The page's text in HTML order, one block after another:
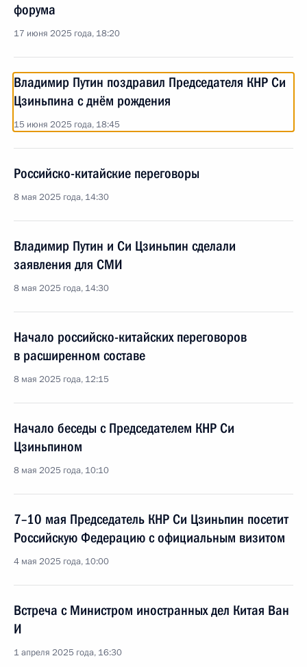
форума
17 июня 2025 года, 18:20
Владимир Путин поздравил Председателя КНР Си
Цзиньпина с днём рождения
15 июня 2025 года, 18:45
Российско-китайские переговоры
8 мая 2025 года, 14:30
Владимир Путин и Си Цзиньпин сделали
заявления для СМИ
8 мая 2025 года, 14:30
Начало российско-китайских переговоров
в расширенном составе
8 мая 2025 года, 12:15
Начало беседы с Председателем КНР Си
Цзиньпином
8 мая 2025 года, 10:10
7–10 мая Председатель КНР Си Цзиньпин посетит
Российскую Федерацию с официальным визитом
4 мая 2025 года, 10:00
Встреча с Министром иностранных дел Китая Ван
И
1 апреля 2025 года, 16:30